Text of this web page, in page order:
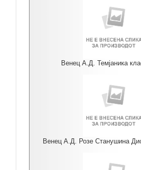
Венец А.Д. Темјаника
Венец А.Д. Розе Станушина